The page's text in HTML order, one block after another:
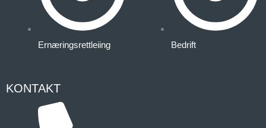
Ernæringsrettleiing Bedrift
KONTAKT